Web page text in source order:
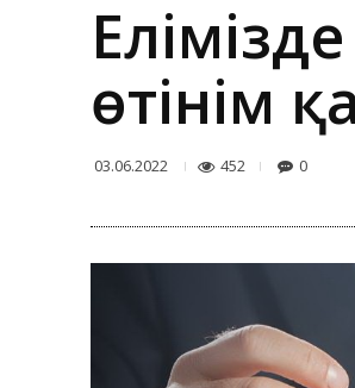
өтінім
03.06.2022 452 0